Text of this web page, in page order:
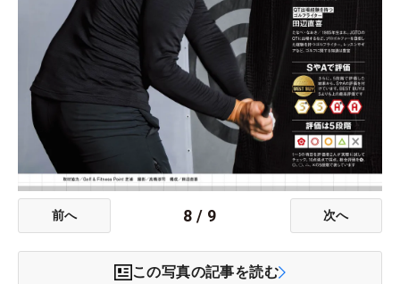
前へ 8 / 9 次へ
この写真の記事を読む